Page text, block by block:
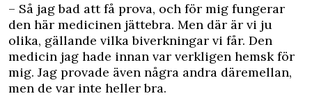
– Så jag bad att få prova, och för mig fungerar
den här medicinen jättebra. Men där är vi ju
olika, gällande vilka biverkningar vi får. Den
medicin jag hade innan var verkligen hemsk för
mig. Jag provade även några andra däremellan,
men de var inte heller bra.